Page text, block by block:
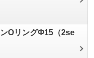
OリングΦ15（2se